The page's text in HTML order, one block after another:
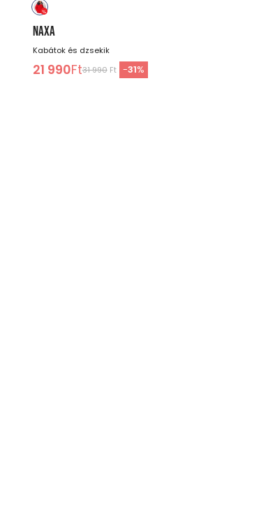
NAXA
Kabátok és dzsekik
21 990Ft31 990Ft -31%